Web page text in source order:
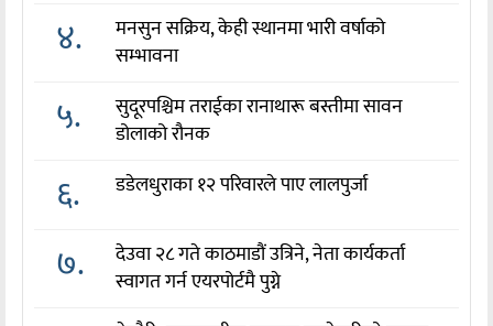
४.
मनसुन सक्रिय, केही स्थानमा भारी वर्षाको
सम्भावना
५.
सुदूरपश्चिम तराईका रानाथारू बस्तीमा सावन
डोलाको रौनक
६. डडेलधुराका १२ परिवारले पाए लालपुर्जा
७.
देउवा २८ गते काठमाडौं उत्रिने, नेता कार्यकर्ता
स्वागत गर्न एयरपोर्टमै पुग्ने